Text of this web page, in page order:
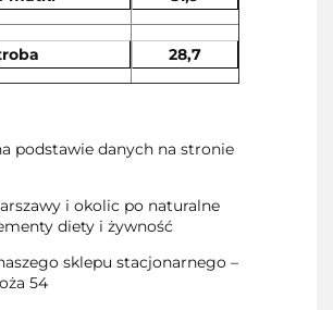
28,7
podstawie danych na stronie
i okolic po naturalne
diety i żywność
sklepu stacjonarnego –
54